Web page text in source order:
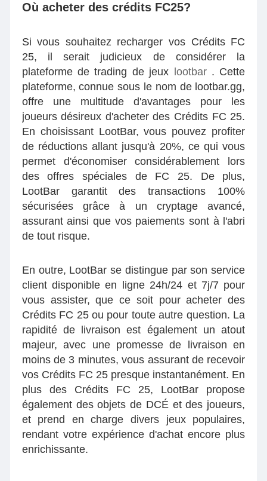
Où acheter des crédits FC25?
Si vous souhaitez recharger vos Crédits FC
25, il serait judicieux de considérer la
plateforme de trading de jeux
lootbar . Cette
plateforme, connue sous le nom de lootbar.gg,
offre une multitude d'avantages pour les
joueurs désireux d'acheter des Crédits FC 25.
En choisissant LootBar, vous pouvez profiter
de réductions allant jusqu'à 20%, ce qui vous
permet d'économiser considérablement lors
des offres spéciales de FC 25. De plus,
LootBar garantit des transactions 100%
sécurisées grâce à un cryptage avancé,
assurant ainsi que vos paiements sont à l'abri
de tout risque.
En outre, LootBar se distingue par son service
client disponible en ligne 24h/24 et 7j/7 pour
vous assister, que ce soit pour acheter des
Crédits FC 25 ou pour toute autre question. La
rapidité de livraison est également un atout
majeur, avec une promesse de livraison en
moins de 3 minutes, vous assurant de recevoir
vos Crédits FC 25​ presque instantanément. En
plus des Crédits FC 25, LootBar propose
également des objets de DCÉ et des joueurs,
et prend en charge divers jeux populaires,
rendant votre expérience d'achat encore plus
enrichissante.